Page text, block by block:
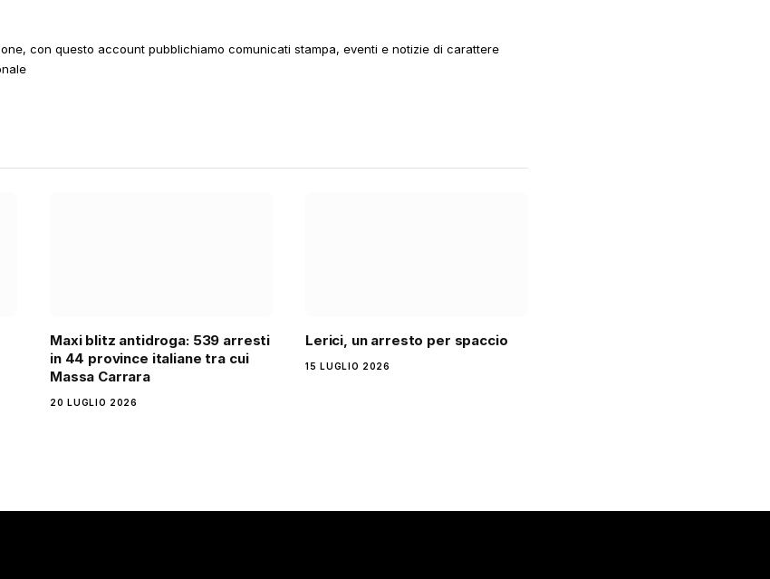
con questo account pubblichiamo comunicati stampa, eventi e notizie di carattere
Maxi blitz antidroga: 539 arresti
in 44 province italiane tra cui
Massa Carrara
20 LUGLIO 2026
Lerici, un arresto per spaccio
15 LUGLIO 2026